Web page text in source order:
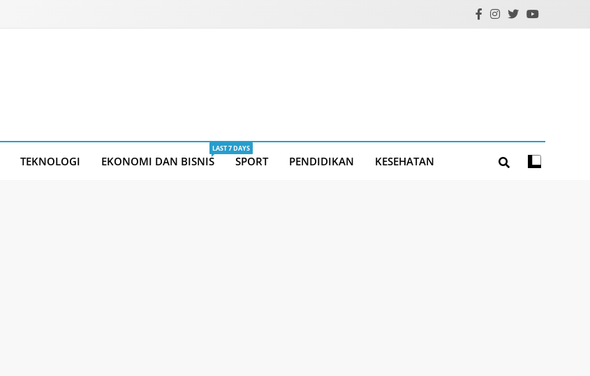
TEKNOLOGI EKONOMI DAN BISNIS
LAST 7 DAYS
SPORT PENDIDIKAN KESEHATAN